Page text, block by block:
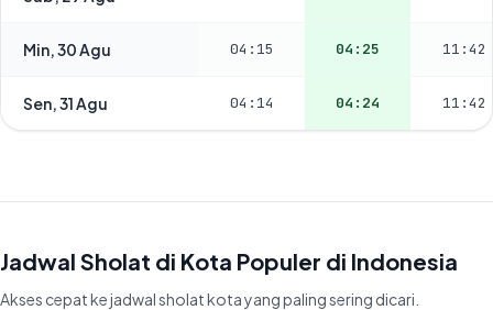
Min, 30 Agu 04:15 04:25 11:42
Sen, 31 Agu 04:14 04:24 11:42
Jadwal Sholat di Kota Populer di Indonesia
Akses cepat ke jadwal sholat kota yang paling sering dicari.